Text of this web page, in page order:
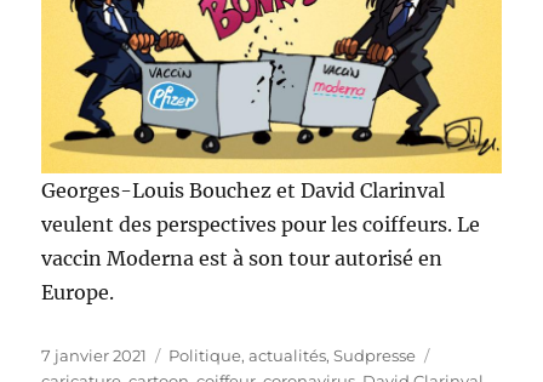
Georges-Louis Bouchez et David Clarinval
veulent des perspectives pour les coiffeurs. Le
vaccin Moderna est à son tour autorisé en
Europe.
Publié
7 janvier 2021 Catégories
Politique, actualités,Sudpresse